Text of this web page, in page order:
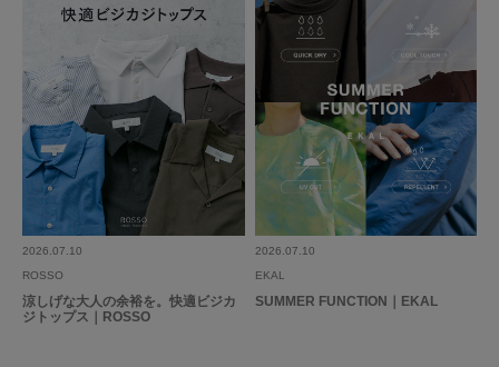
2026.07.10
ROSSO
涼しげな大人の余裕を。快適ビジカ
ジトップス｜ROSSO
2026.07.10
EKAL
SUMMER FUNCTION｜EKAL